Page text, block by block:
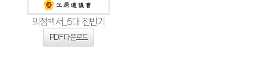
의정백서_5대 전반기
PDF 다운로드